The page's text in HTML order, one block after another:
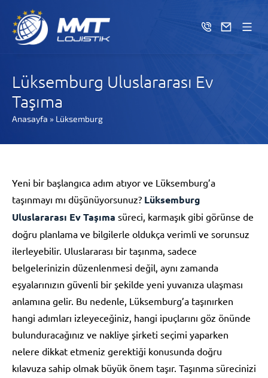
Lüksemburg Uluslararası Ev
Taşıma
Anasayfa » Lüksemburg
Yeni bir başlangıca adım atıyor ve Lüksemburg’a
taşınmayı mı düşünüyorsunuz? Lüksemburg
Uluslararası Ev Taşıma süreci, karmaşık gibi görünse de
doğru planlama ve bilgilerle oldukça verimli ve sorunsuz
ilerleyebilir. Uluslararası bir taşınma, sadece
belgelerinizin düzenlenmesi değil, aynı zamanda
eşyalarınızın güvenli bir şekilde yeni yuvanıza ulaşması
anlamına gelir. Bu nedenle, Lüksemburg’a taşınırken
hangi adımları izleyeceğiniz, hangi ipuçlarını göz önünde
bulunduracağınız ve nakliye şirketi seçimi yaparken
nelere dikkat etmeniz gerektiği konusunda doğru
kılavuza sahip olmak büyük önem taşır. Taşınma sürecinizi